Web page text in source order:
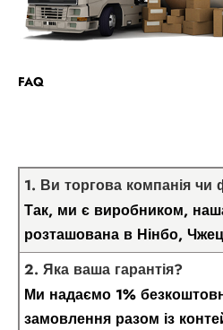
FAQ
1. Ви торгова компанія чи
Так, ми є виробником,
розташована в Нінбо,
2. Яка ваша гарантія?
Ми надаємо 1%
замовлення разом із